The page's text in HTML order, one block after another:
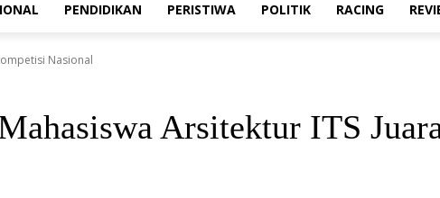
PENDIDIKAN PERISTIWA POLITIK RACING
Nasional
Arsitektur ITS